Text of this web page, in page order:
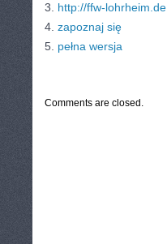
3. http://ffw-lohrheim.de
4. zapoznaj się
5. pełna wersja
Comments are closed.